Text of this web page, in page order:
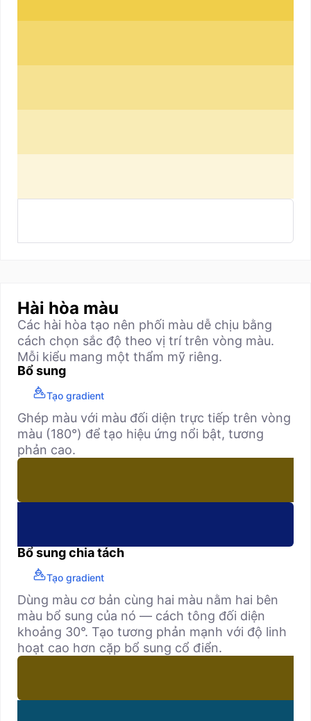
Hài hòa màu
Các hài hòa tạo nên phối màu dễ chịu bằng
cách chọn sắc độ theo vị trí trên vòng màu.
Mỗi kiểu mang một thẩm mỹ riêng.
Bổ sung
Tạo gradient
Ghép màu với màu đối diện trực tiếp trên vòng
màu (180°) để tạo hiệu ứng nổi bật, tương
phản cao.
Bổ sung chia tách
Tạo gradient
Dùng màu cơ bản cùng hai màu nằm hai bên
màu bổ sung của nó — cách tông đối diện
khoảng 30°. Tạo tương phản mạnh với độ linh
hoạt cao hơn cặp bổ sung cổ điển.